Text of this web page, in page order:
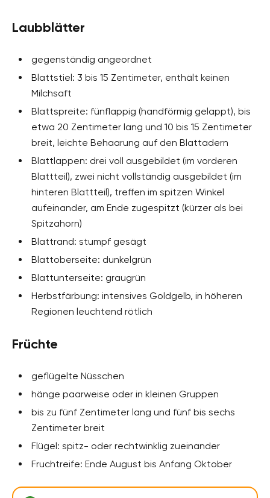
Laubblätter
gegenständig angeordnet
Blattstiel: 3 bis 15 Zentimeter, enthält keinen
Milchsaft
Blattspreite: fünflappig (handförmig gelappt), bis
etwa 20 Zentimeter lang und 10 bis 15 Zentimeter
breit, leichte Behaarung auf den Blattadern
Blattlappen: drei voll ausgebildet (im vorderen
Blattteil), zwei nicht vollständig ausgebildet (im
hinteren Blattteil), treffen im spitzen Winkel
aufeinander, am Ende zugespitzt (kürzer als bei
Spitzahorn)
Blattrand: stumpf gesägt
Blattoberseite: dunkelgrün
Blattunterseite: graugrün
Herbstfärbung: intensives Goldgelb, in höheren
Regionen leuchtend rötlich
Früchte
geflügelte Nüsschen
hänge paarweise oder in kleinen Gruppen
bis zu fünf Zentimeter lang und fünf bis sechs
Zentimeter breit
Flügel: spitz- oder rechtwinklig zueinander
Fruchtreife: Ende August bis Anfang Oktober